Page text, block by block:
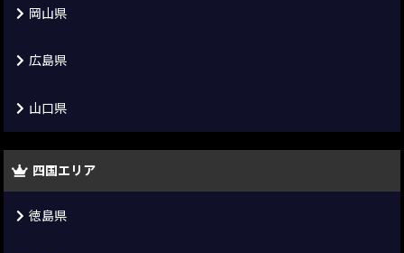
岡山県
広島県
山口県
四国エリア
徳島県